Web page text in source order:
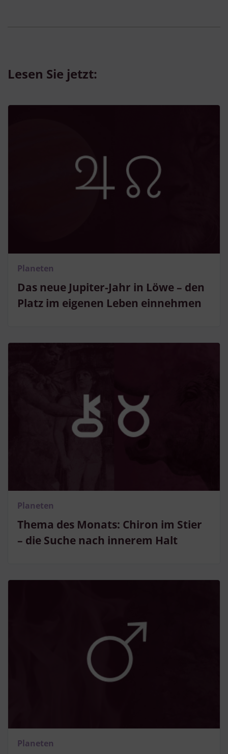
Lesen Sie jetzt:
Das neue Jupiter-Jahr in Löwe – den
Platz im eigenen Leben einnehmen
Planeten
Thema des Monats: Chiron im Stier
– die Suche nach innerem Halt
Planeten
Planeten